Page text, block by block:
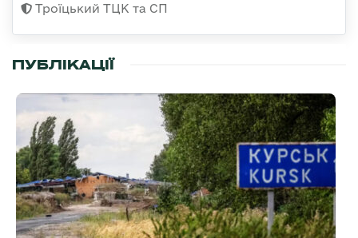
Троїцький ТЦК та СП
ПУБЛІКАЦІЇ